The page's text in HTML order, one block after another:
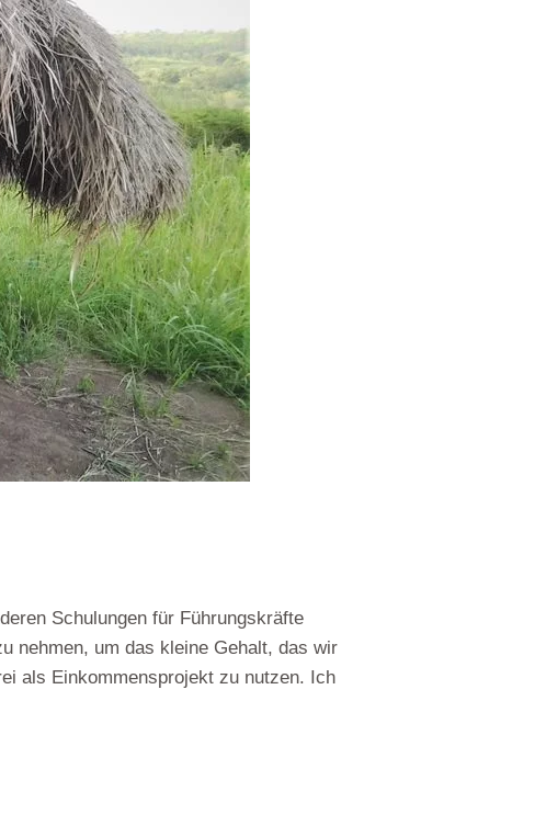
Schulungen für Führungskräfte
nehmen, um das kleine Gehalt, das wir
als Einkommensprojekt zu nutzen. Ich